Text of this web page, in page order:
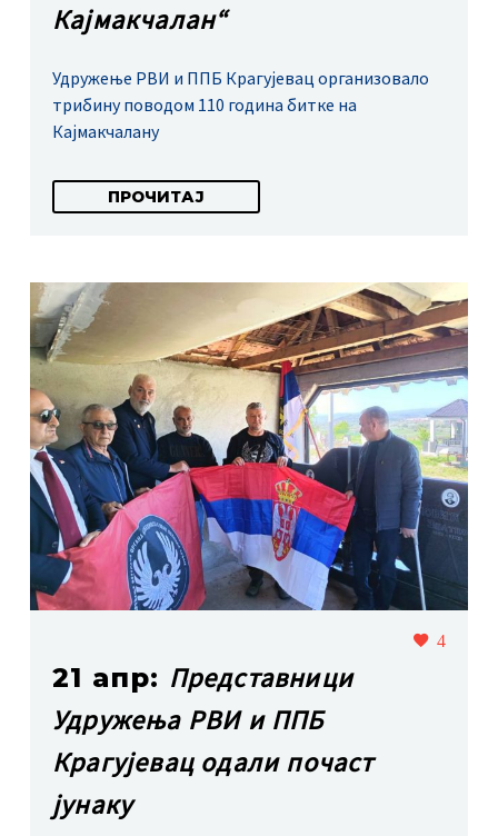
Кајмакчалан“
Удружење РВИ и ППБ Крагујевац организовало
трибину поводом 110 година битке на
Кајмакчалану
ПРОЧИТАЈ
4
21 апр: Представници
Удружења РВИ и ППБ
Крагујевац одали почаст
јунаку